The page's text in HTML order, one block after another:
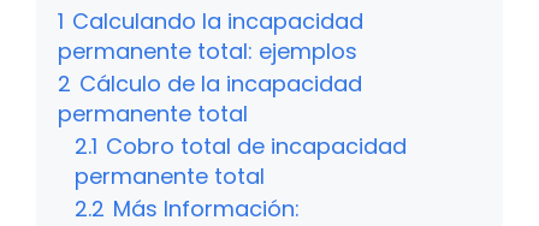
1 Calculando la incapacidad
permanente total: ejemplos
2 Cálculo de la incapacidad
permanente total
2.1 Cobro total de incapacidad
permanente total
2.2 Más Información: